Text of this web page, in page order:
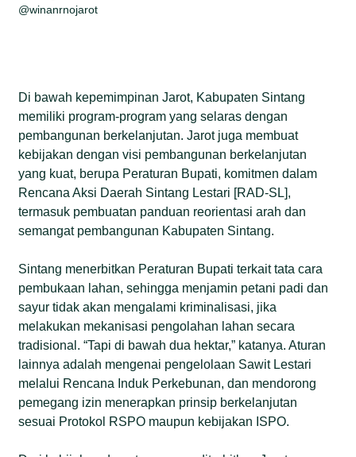
@winanrnojarot
Di bawah kepemimpinan Jarot, Kabupaten Sintang
memiliki program-program yang selaras dengan
pembangunan berkelanjutan. Jarot juga membuat
kebijakan dengan visi pembangunan berkelanjutan
yang kuat, berupa Peraturan Bupati, komitmen dalam
Rencana Aksi Daerah Sintang Lestari [RAD-SL],
termasuk pembuatan panduan reorientasi arah dan
semangat pembangunan Kabupaten Sintang.
Sintang menerbitkan Peraturan Bupati terkait tata cara
pembukaan lahan, sehingga menjamin petani padi dan
sayur tidak akan mengalami kriminalisasi, jika
melakukan mekanisasi pengolahan lahan secara
tradisional. “Tapi di bawah dua hektar,” katanya. Aturan
lainnya adalah mengenai pengelolaan Sawit Lestari
melalui Rencana Induk Perkebunan, dan mendorong
pemegang izin menerapkan prinsip berkelanjutan
sesuai Protokol RSPO maupun kebijakan ISPO.